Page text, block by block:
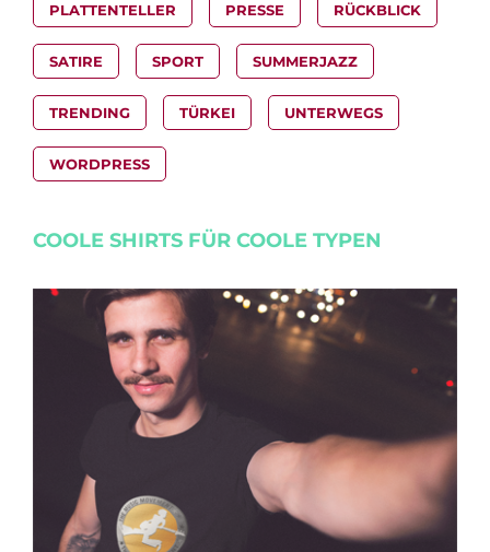
PLATTENTELLER PRESSE RÜCKBLICK
SATIRE SPORT SUMMERJAZZ
TRENDING TÜRKEI UNTERWEGS
WORDPRESS
COOLE SHIRTS FÜR COOLE TYPEN